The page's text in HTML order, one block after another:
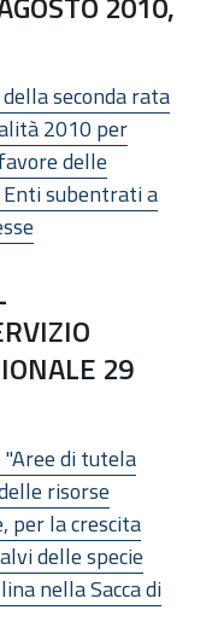
seconda rata
2010 per
delle
subentrati a
29
di tutela
risorse
per la crescita
delle specie
nella Sacca di